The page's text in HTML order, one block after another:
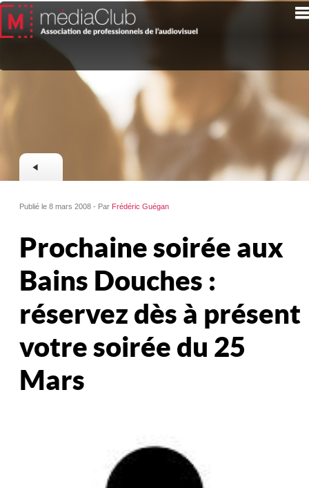
Publié le 8 mars 2008 - Par Frédéric Guégan
Prochaine soirée aux
Bains Douches :
réservez dès à présent
votre soirée du 25
Mars